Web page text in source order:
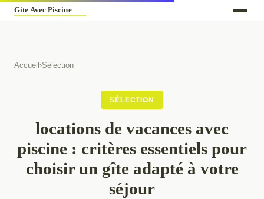
Accueil ›Sélection
SÉLECTION
locations de vacances avec
piscine : critères essentiels pour
choisir un gîte adapté à votre
séjour